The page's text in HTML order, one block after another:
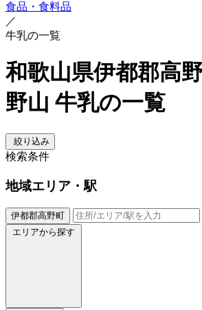
食品・食料品
／
牛乳の一覧
和歌山県伊都郡高
野山 牛乳の一覧
絞り込み
検索条件
地域エリア・駅
伊都郡高野町
エリアから探す